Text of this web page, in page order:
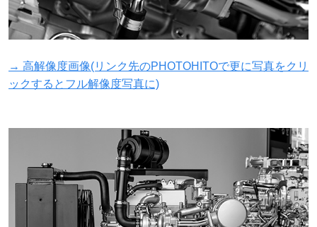
→ 高解像度画像(リンク先のPHOTOHITOで更に写真をクリ
ックするとフル解像度写真に)